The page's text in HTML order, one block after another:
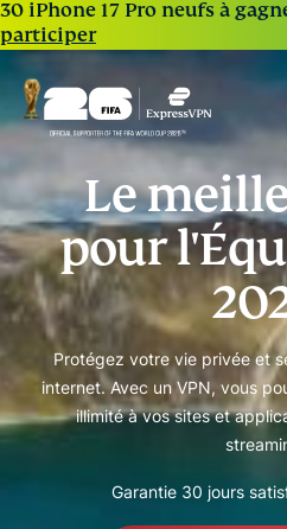
30 iPhone 17 Pro neufs à
participer
Le
pour
Protégez votre vie privée et
internet. Avec un VPN, vous
illimité à vos sites et
Garantie 30 jours